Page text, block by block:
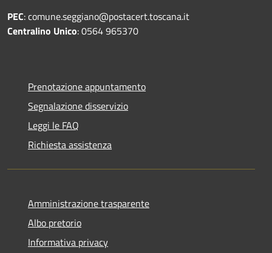
PEC: comune.seggiano@postacert.toscana.it
Centralino Unico: 0564 965370
Prenotazione appuntamento
Segnalazione disservizio
Leggi le FAQ
Richiesta assistenza
Amministrazione trasparente
Albo pretorio
Informativa privacy